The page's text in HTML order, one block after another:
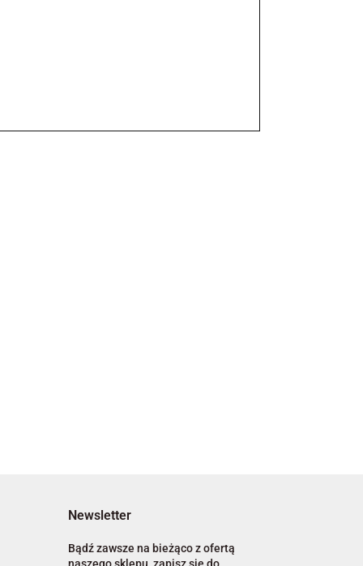
Newsletter
Bądź zawsze na bieżąco z ofertą